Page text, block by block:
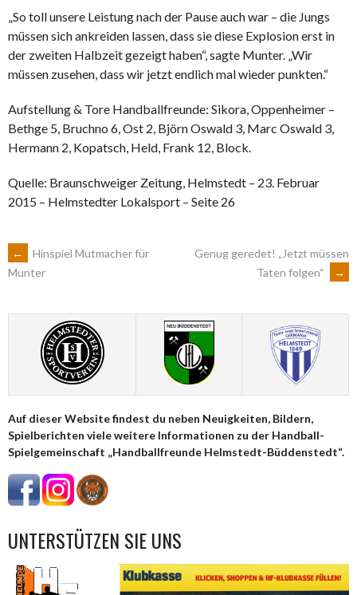
„So toll unsere Leistung nach der Pause auch war – die Jungs
müssen sich ankreiden lassen, dass sie diese Explosion erst in
der zweiten Halbzeit gezeigt haben“, sagte Munter. „Wir
müssen zusehen, dass wir jetzt endlich mal wieder punkten.“
Aufstellung & Tore Handballfreunde: Sikora, Oppenheimer –
Bethge 5, Bruchno 6, Ost 2, Björn Oswald 3, Marc Oswald 3,
Hermann 2, Kopatsch, Held, Frank 12, Block.
Quelle: Braunschweiger Zeitung, Helmstedt – 23. Februar
2015 – Helmstedter Lokalsport – Seite 26
ARTIKEL-
NAVIGATION
←
Hinspiel Mutmacher für
Munter
Genug geredet! „Jetzt müssen
Taten folgen“
→
Auf dieser Website findest du neben Neuigkeiten, Bildern,
Spielberichten viele weitere Informationen zu der Handball-
Spielgemeinschaft „Handballfreunde Helmstedt-Büddenstedt“.
UNTERSTÜTZEN SIE UNS